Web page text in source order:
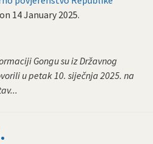
on 14 January 2025.
Gongu su iz Državnog
u petak 10. siječnja 2025. na